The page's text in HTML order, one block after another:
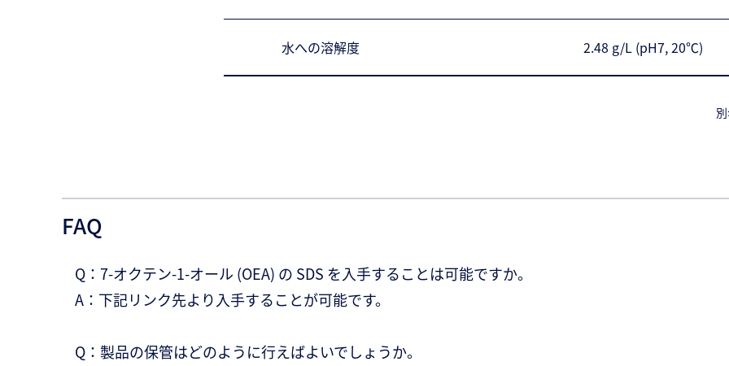
水への溶解度 2.48 g/L (pH7, 20℃)
FAQ
Q：7-オクテン-1-オール (OEA) の SDS を入手することは可能ですか。
A：下記リンク先より入手することが可能です。
Q：製品の保管はどのように行えばよいでしょうか。